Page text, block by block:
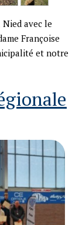
avec le
Françoise
et notre